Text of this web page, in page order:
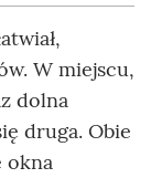
W miejscu,
dolna
druga. Obie
okna